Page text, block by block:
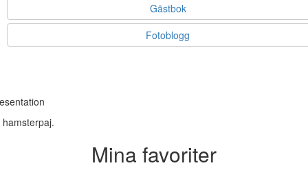
Gästbok
Fotoblogg
hamsterpaj.
Mina favoriter